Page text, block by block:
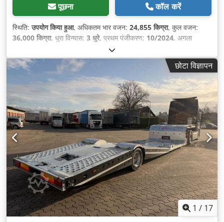
पूछना कॉल करें
स्थिति:उपयोग किया हुआ, अधिकतम भार वजन: 24,855 किग्रा, कुल वजन:
36,000 किग्रा, धुरा विन्यास: 3 धुरे, प्रथम पंजीकरण: 10/2024, अगला
, कुल चौड़ाई:
मिमी, उपकरण:एबीएस,
छोटा विज्ञापन
1 / 17